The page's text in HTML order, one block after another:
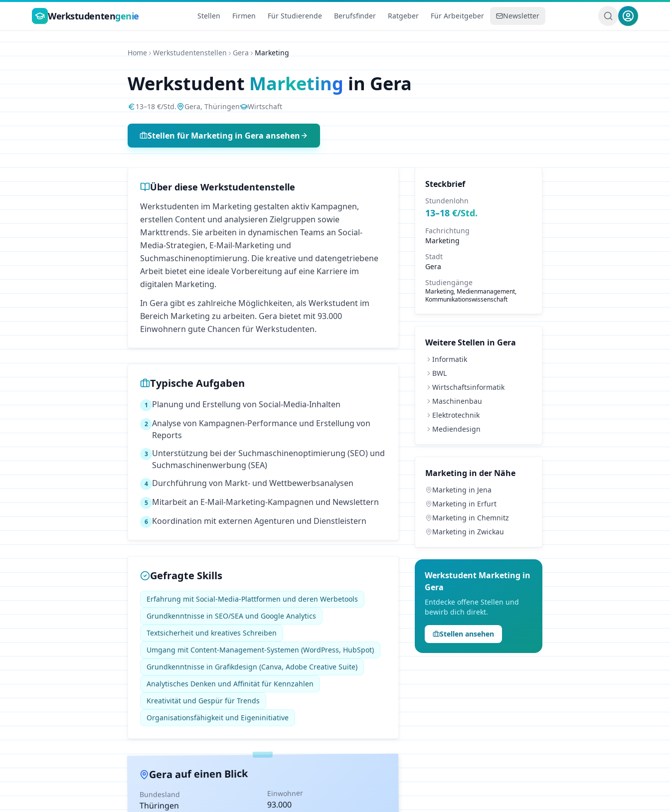
Zum Hauptinhalt springen
Werkstudentengenie Stellen Firmen Für Studierende Berufsfinder Ratgeber Für Arbeitgeber Newsletter
Home Werkstudentenstellen Gera Marketing
WerkstudentMarketinginGera
13–18 €/Std. Gera, Thüringen Wirtschaft
Stellen für Marketing in Gera ansehen
Über diese Werkstudentenstelle
Werkstudenten im Marketing gestalten aktiv Kampagnen,
erstellen Content und analysieren Zielgruppen sowie
Markttrends. Sie arbeiten in dynamischen Teams an Social-
Media-Strategien, E-Mail-Marketing und
Suchmaschinenoptimierung. Die kreative und datengetriebene
Arbeit bietet eine ideale Vorbereitung auf eine Karriere im
digitalen Marketing.
In Gera gibt es zahlreiche Möglichkeiten, als Werkstudent im
Bereich Marketing zu arbeiten. Gera bietet mit 93.000
Einwohnern gute Chancen für Werkstudenten.
Typische Aufgaben
1 Planung und Erstellung von Social-Media-Inhalten
2 Analyse von Kampagnen-Performance und Erstellung von
Reports
3 Unterstützung bei der Suchmaschinenoptimierung (SEO) und
Suchmaschinenwerbung (SEA)
4 Durchführung von Markt- und Wettbewerbsanalysen
5 Mitarbeit an E-Mail-Marketing-Kampagnen und Newslettern
6 Koordination mit externen Agenturen und Dienstleistern
Gefragte Skills
Erfahrung mit Social-Media-Plattformen und deren Werbetools
Grundkenntnisse in SEO/SEA und Google Analytics
Textsicherheit und kreatives Schreiben
Umgang mit Content-Management-Systemen (WordPress, HubSpot)
Grundkenntnisse in Grafikdesign (Canva, Adobe Creative Suite)
Analytisches Denken und Affinität für Kennzahlen
Kreativität und Gespür für Trends
Organisationsfähigkeit und Eigeninitiative
Gera auf einen Blick
Bundesland
Thüringen
Einwohner
93.000
Steckbrief
Stundenlohn
13–18 €/Std.
Fachrichtung
Marketing
Stadt
Gera
Studiengänge
Marketing, Medienmanagement,
Kommunikationswissenschaft
Weitere Stellen in Gera
Informatik
BWL
Wirtschaftsinformatik
Maschinenbau
Elektrotechnik
Mediendesign
Marketing in der Nähe
Marketing in Jena
Marketing in Erfurt
Marketing in Chemnitz
Marketing in Zwickau
Werkstudent Marketing in
Gera
Entdecke offene Stellen und
bewirb dich direkt.
Stellen ansehen